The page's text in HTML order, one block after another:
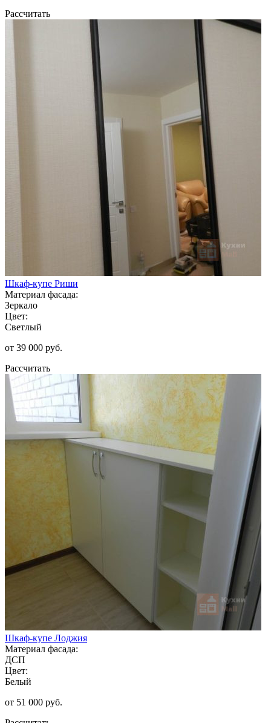
Рассчитать
Шкаф-купе Риши
Материал фасада:
Зеркало
Цвет:
Светлый
от 39 000 руб.
Рассчитать
Шкаф-купе Лоджия
Материал фасада:
ДСП
Цвет:
Белый
от 51 000 руб.